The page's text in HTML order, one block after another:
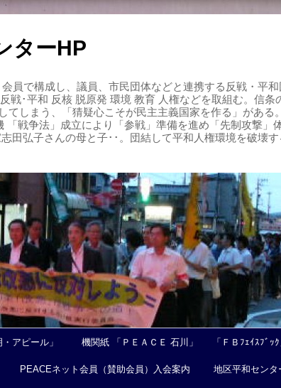
ターHP
員で構成し、議員、市民団体などと連携する反戦・平
戦･平和 反核 脱原発 環境 教育 人権などを取組む。信
てしまう、「猜疑心こそが民主主義国家を作る」がある
戦争法」成立により「参戦」準備を進め「先制攻撃」
田弘子さんの母と子･･。団結して平和人権環境を破壊
・アピール」 機関紙 「ＰＥＡＣＥ 石川」 「ＦＢﾌｪｲｽﾌﾞｯ
PEACEネット会員（賛助会員）入会案内 地区平和センタ